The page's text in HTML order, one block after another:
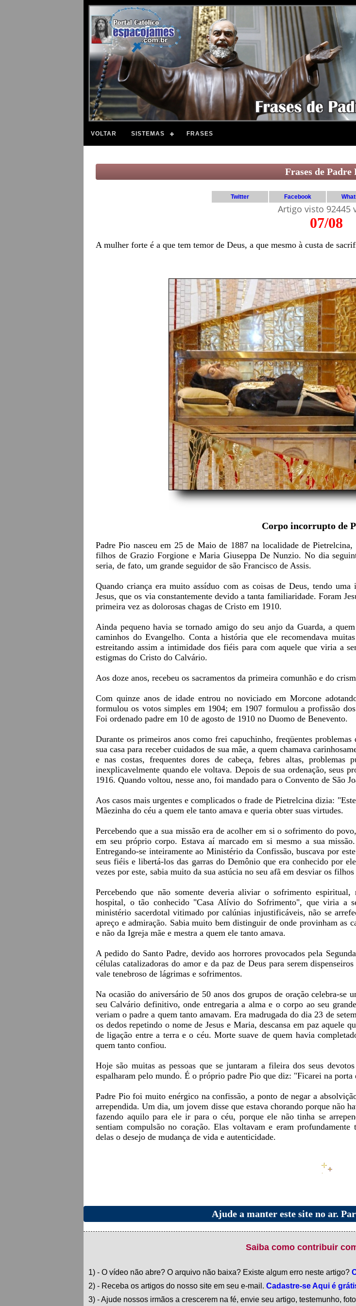
VOLTAR SISTEMAS FRASES
Frases de Padre
Twitter Facebook
Artigo visto 92445
07/08
A mulher forte é a que tem temor de Deus, a que mesmo à custa de
Corpo incorrupto de
Padre Pio nasceu em 25 de Maio de 1887 na localidade de
filhos de Grazio Forgione e Maria Giuseppa De Nunzio. No dia
seria, de fato, um grande seguidor de são Francisco de Assis.
Quando criança era muito assíduo com as coisas de Deus, tendo
Jesus, que os via constantemente devido a tanta familiaridade. Foram
primeira vez as dolorosas chagas de Cristo em 1910.
Ainda pequeno havia se tornado amigo do seu anjo da Guarda, a
caminhos do Evangelho. Conta a história que ele recomendava
estreitando assim a intimidade dos fiéis para com aquele que viria a
estigmas do Cristo do Calvário.
Aos doze anos, recebeu os sacramentos da primeira comunhão e do
Com quinze anos de idade entrou no noviciado em Morcone
formulou os votos simples em 1904; em 1907 formulou a profissão
Foi ordenado padre em 10 de agosto de 1910 no Duomo de Benevento.
Durante os primeiros anos como frei capuchinho, freqüentes
sua casa para receber cuidados de sua mãe, a quem chamava
e nas costas, frequentes dores de cabeça, febres altas, problemas
inexplicavelmente quando ele voltava. Depois de sua ordenação, seus
1916. Quando voltou, nesse ano, foi mandado para o Convento de São
Aos casos mais urgentes e complicados o frade de Pietrelcina dizia:
Mãezinha do céu a quem ele tanto amava e queria obter suas virtudes.
Percebendo que a sua missão era de acolher em si o sofrimento do
em seu próprio corpo. Estava aí marcado em si mesmo a sua
Entregando-se inteiramente ao Ministério da Confissão, buscava por
seus fiéis e libertá-los das garras do Demônio que era conhecido por
vezes por este, sabia muito da sua astúcia no seu afã em desviar os
Percebendo que não somente deveria aliviar o sofrimento
hospital, o tão conhecido "Casa Alívio do Sofrimento", que viria a
ministério sacerdotal vitimado por calúnias injustificáveis, não se
apreço e admiração. Sabia muito bem distinguir de onde provinham as
e não da Igreja mãe e mestra a quem ele tanto amava.
A pedido do Santo Padre, devido aos horrores provocados pela
células catalizadoras do amor e da paz de Deus para serem
vale tenebroso de lágrimas e sofrimentos.
Na ocasião do aniversário de 50 anos dos grupos de oração celebra-se
seu Calvário definitivo, onde entregaria a alma e o corpo ao seu
veriam o padre a quem tanto amavam. Era madrugada do dia 23 de
os dedos repetindo o nome de Jesus e Maria, descansa em paz aquele
de ligação entre a terra e o céu. Morte suave de quem havia
quem tanto confiou.
Hoje são muitas as pessoas que se juntaram a fileira dos seus
espalharam pelo mundo. É o próprio padre Pio que diz: "Ficarei na
Padre Pio foi muito enérgico na confissão, a ponto de negar a
arrependida. Um dia, um jovem disse que estava chorando porque não
fazendo aquilo para ele ir para o céu, porque ele não tinha se
sentiam compulsão no coração. Elas voltavam e eram
delas o desejo de mudança de vida e autenticidade.
Ajude a manter este site no ar.
Saiba como contribuir
1) - O vídeo não abre? O arquivo não baixa? Existe algum erro neste artigo?
2) - Receba os artigos do nosso site em seu e-mail. Cadastre-se Aqui é
3) - Ajude nossos irmãos a crescerem na fé, envie seu artigo, testemunho,